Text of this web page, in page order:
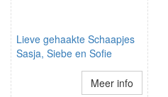
Lieve gehaakte Schaapjes
Sasja, Siebe en Sofie
Meer info